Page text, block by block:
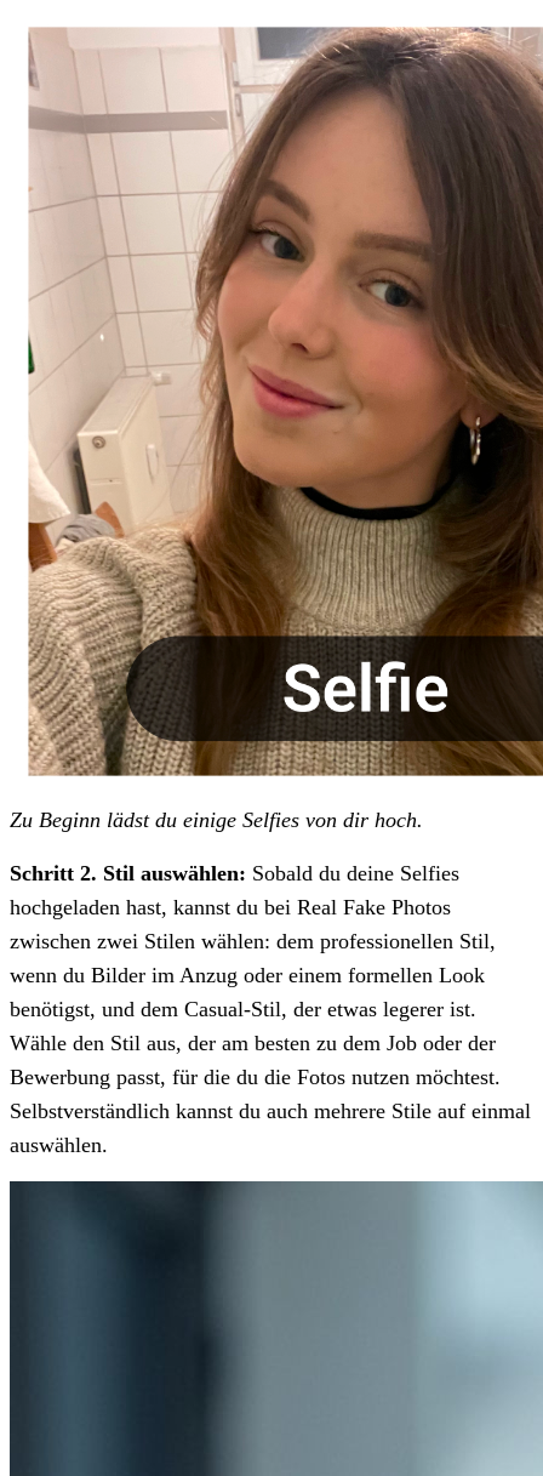
Zu Beginn lädst du einige Selfies von dir hoch.
Schritt 2. Stil auswählen: Sobald du deine Selfies
hochgeladen hast, kannst du bei Real Fake Photos
zwischen zwei Stilen wählen: dem professionellen Stil,
wenn du Bilder im Anzug oder einem formellen Look
benötigst, und dem Casual-Stil, der etwas legerer ist.
Wähle den Stil aus, der am besten zu dem Job oder der
Bewerbung passt, für die du die Fotos nutzen möchtest.
Selbstverständlich kannst du auch mehrere Stile auf einmal
auswählen.